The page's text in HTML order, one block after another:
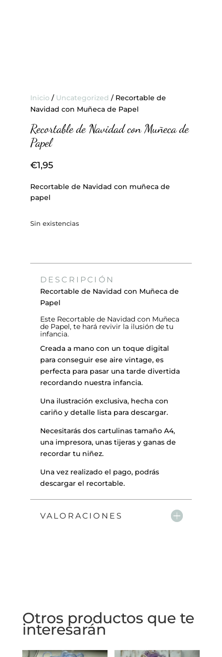
Inicio / Uncategorized / Recortable de
Navidad con Muñeca de Papel
Recortable de Navidad con Muñeca de
Papel
€1,95
Recortable de Navidad con muñeca de
papel
Sin existencias
DESCRIPCIÓN
Recortable de Navidad con Muñeca de
Papel
Este Recortable de Navidad con Muñeca
de Papel, te hará revivir la ilusión de tu
infancia.
Creada a mano con un toque digital
para conseguir ese aire vintage, es
perfecta para pasar una tarde divertida
recordando nuestra infancia.
Una ilustración exclusiva, hecha con
cariño y detalle lista para descargar.
Necesitarás dos cartulinas tamaño A4,
una impresora, unas tijeras y ganas de
recordar tu niñez.
Una vez realizado el pago, podrás
descargar el recortable.
VALORACIONES
Otros productos que te
interesarán